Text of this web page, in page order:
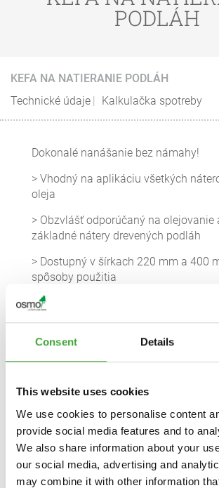
Consent Details
This website uses cookies
We use cookies to personalise content
provide social media features and to
We also share information about your
our social media, advertising and
may combine it with other information
PODLÁH
KEFA NA NATIERANIE PODLÁH
Technické údaje
Kalkulačka spotreby
Dokonalé nanášanie bez námahy!
> Vhodný na aplikáciu všetkých
oleja
> Obzvlášť odporúčaný na olejovanie
základné nátery drevených podláh
> Dostupný v šírkach 220 mm a 400
spôsoby použitia
> Kompatibilný so systémovou
AK POTREBUJETE INFORMÁCIE
PRE DANÚ KRAJINU, OBRÁŤTE SA
MIESTNEHO VEĽKOOBCHODNÍKA
ŠPECIALIZOVANÉHO PREDAJCU: